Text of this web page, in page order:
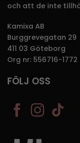
och att de inte
Kamixa AB
Burggrevegatan 29
411 03 Göteborg
Org nr: 556716-1772
FÖLJ OSS